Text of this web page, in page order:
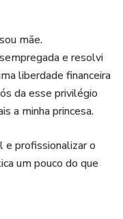
mãe.
e resolvi
liberdade financeira
da esse privilégio
a minha princesa.
profissionalizar o
um pouco do que